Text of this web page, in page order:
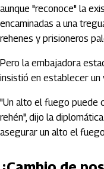
aunque "reconoce" la
encaminadas a una
rehenes y prisioneros
Pero la embajadora
insistió en establecer un
"Un alto el fuego puede
rehén", dijo la
asegurar un alto el